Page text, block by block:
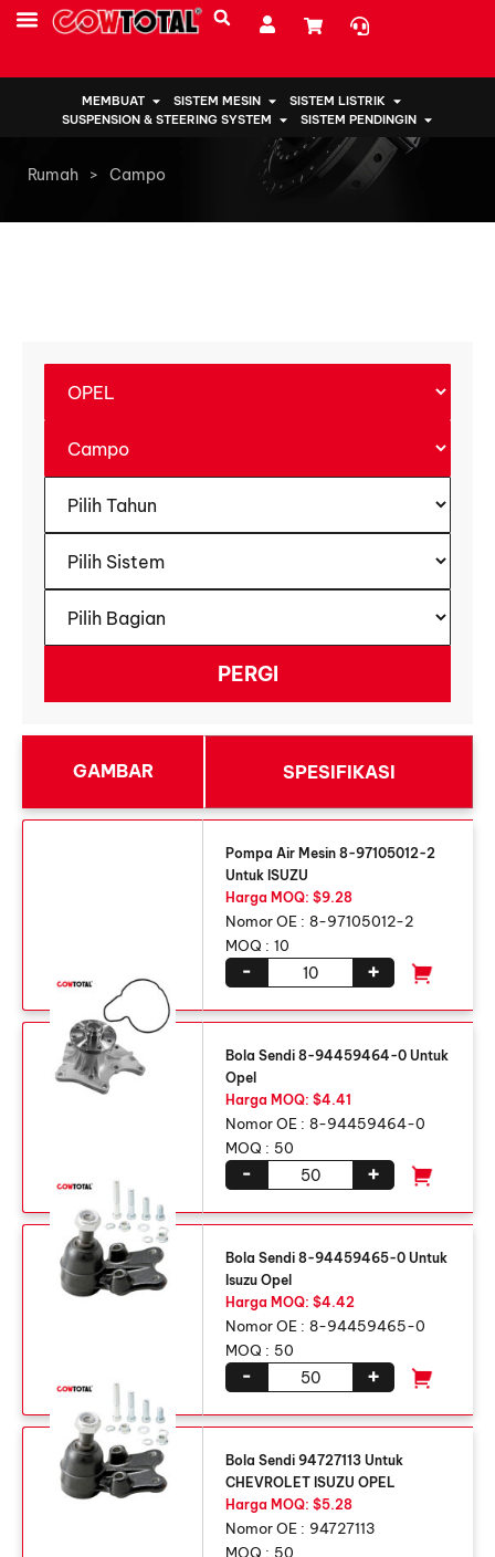
MEMBUAT SISTEM MESIN
SISTEM LISTRIK
SUSPENSION & STEERING SYSTEM
SISTEM PENDINGIN
Rumah > Campo
GAMBAR SPESIFIKASI
Pompa Air Mesin 8-97105012-2
Untuk ISUZU
Harga MOQ: $9.28
Nomor OE : 8-97105012-2
MOQ : 10
+
-
Bola Sendi 8-94459464-0 Untuk
Opel
Harga MOQ: $4.41
Nomor OE : 8-94459464-0
MOQ : 50
+
-
Bola Sendi 8-94459465-0 Untuk
Isuzu Opel
Harga MOQ: $4.42
Nomor OE : 8-94459465-0
MOQ : 50
+
-
Bola Sendi 94727113 Untuk
CHEVROLET ISUZU OPEL
Harga MOQ: $5.28
Nomor OE : 94727113
MOQ : 50